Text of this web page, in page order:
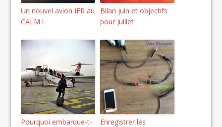
Un nouvel avion IFR au
CALM !
Bilan juin et objectifs
pour juillet
Pourquoi embarque-t-
Enregistrer les